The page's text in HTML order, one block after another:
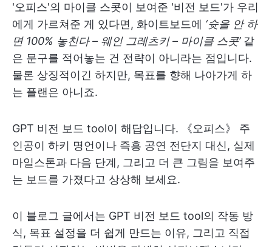
'오피스'의 마이클 스콧이 보여준 '비전 보드'가 우리
에게 가르쳐준 게 있다면, 화이트보드에 ‘슛을 안 하
면 100% 놓친다 – 웨인 그레츠키 – 마이클 스콧’같
은 문구를 적어놓는 건 전략이 아니라는 점입니다.
물론 상징적이긴 하지만, 목표를 향해 나아가게 하
는 플랜은 아니죠.
GPT 비전 보드 tool이 해답입니다. 《오피스》 주
인공이 하키 명언이나 즉흥 공연 전단지 대신, 실제
마일스톤과 다음 단계, 그리고 더 큰 그림을 보여주
는 보드를 가졌다고 상상해 보세요.
이 블로그 글에서는 GPT 비전 보드 tool의 작동 방
식, 목표 설정을 더 쉽게 만드는 이유, 그리고 직접